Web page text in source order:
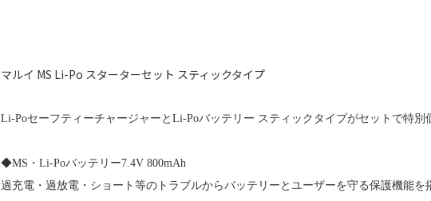
マルイ MS Li-Po スターターセット スティックタイプ
Li-PoセーフティーチャージャーとLi-Poバッテリー スティックタイプがセットで特別
◆MS・Li-Poバッテリー7.4V 800mAh
過充電・過放電・ショート等のトラブルからバッテリーとユーザーを守る保護機能を